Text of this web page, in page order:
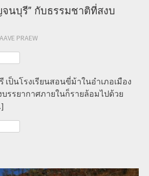
นบุรี” กับธรรมชาติที่สงบ
PRAEW
ป็นโรงเรียนสอนขี่ม้าในอำเภอเมือง
รรยากาศภายในก็รายล้อมไปด้วย